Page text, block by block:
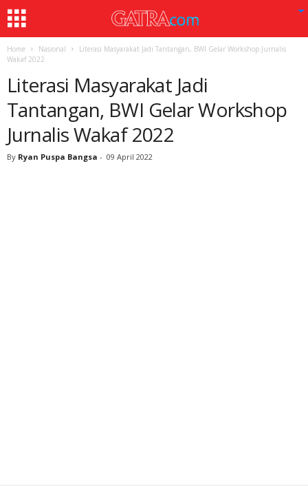
Home Nasional
Literasi Masyarakat Jadi Tantangan, BWI Gelar Workshop Jurnalis
Wakaf 2022
Literasi Masyarakat Jadi
Tantangan, BWI Gelar Workshop
Jurnalis Wakaf 2022
By Ryan Puspa Bangsa - 09 April 2022